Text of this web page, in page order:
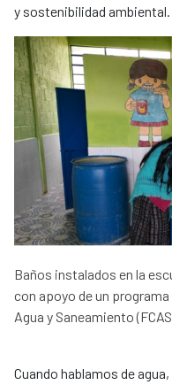
y sostenibilidad ambiental.
Baños instalados en la
con apoyo de un
Agua y Saneamiento
Cuando hablamos de